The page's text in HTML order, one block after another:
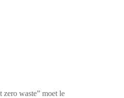
zero waste” moet le